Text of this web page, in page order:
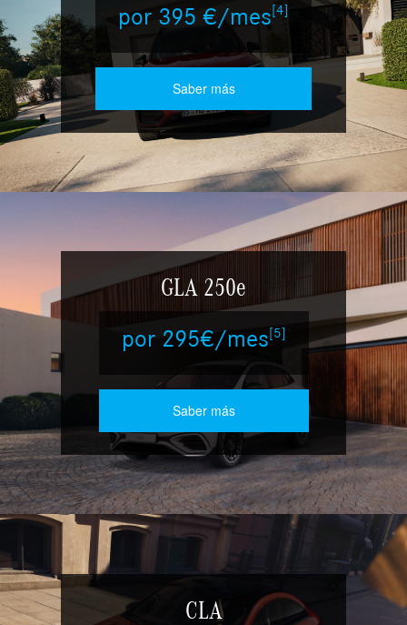
por 395 €/mes[4]
Saber más
GLA 250e
por 295€/mes[5]
Saber más
CLA